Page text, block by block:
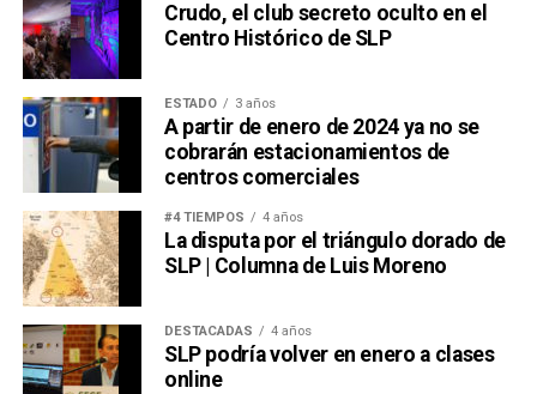
Crudo, el club secreto oculto en el
Centro Histórico de SLP
ESTADO 3 años
A partir de enero de 2024 ya no se
cobrarán estacionamientos de
centros comerciales
#4 TIEMPOS 4 años
La disputa por el triángulo dorado de
SLP | Columna de Luis Moreno
DESTACADAS 4 años
SLP podría volver en enero a clases
online